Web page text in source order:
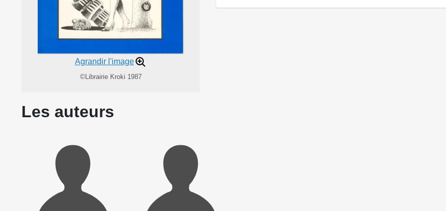
Agrandir l'image
©Librairie Kroki 1987
Les auteurs